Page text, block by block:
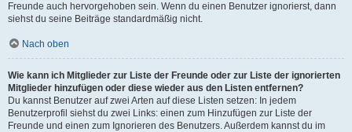
Freunde auch hervorgehoben sein. Wenn du einen Benutzer ignorierst, dann
siehst du seine Beiträge standardmäßig nicht.
Nach oben
Wie kann ich Mitglieder zur Liste der Freunde oder zur Liste der ignorierten
Mitglieder hinzufügen oder diese wieder aus den Listen entfernen?
Du kannst Benutzer auf zwei Arten auf diese Listen setzen: In jedem
Benutzerprofil siehst du zwei Links: einen zum Hinzufügen zur Liste der
Freunde und einen zum Ignorieren des Benutzers. Außerdem kannst du im